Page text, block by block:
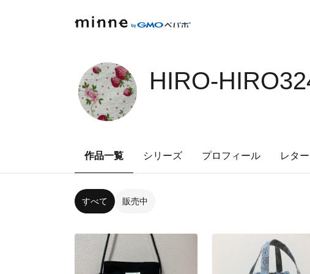
HIRO-
作品一覧 シリーズ プロフィール レター
すべて 販売中